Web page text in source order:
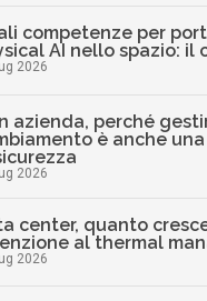
competenze per
AI nello spazio: il
2026
azienda, perché
è anche
2026
center, quanto
al thermal
2026